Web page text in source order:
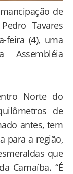
de
Tavares
feira (4), uma
Assembléia
Norte do
de
antes, tem
para a região,
que
Carnaíba. “É